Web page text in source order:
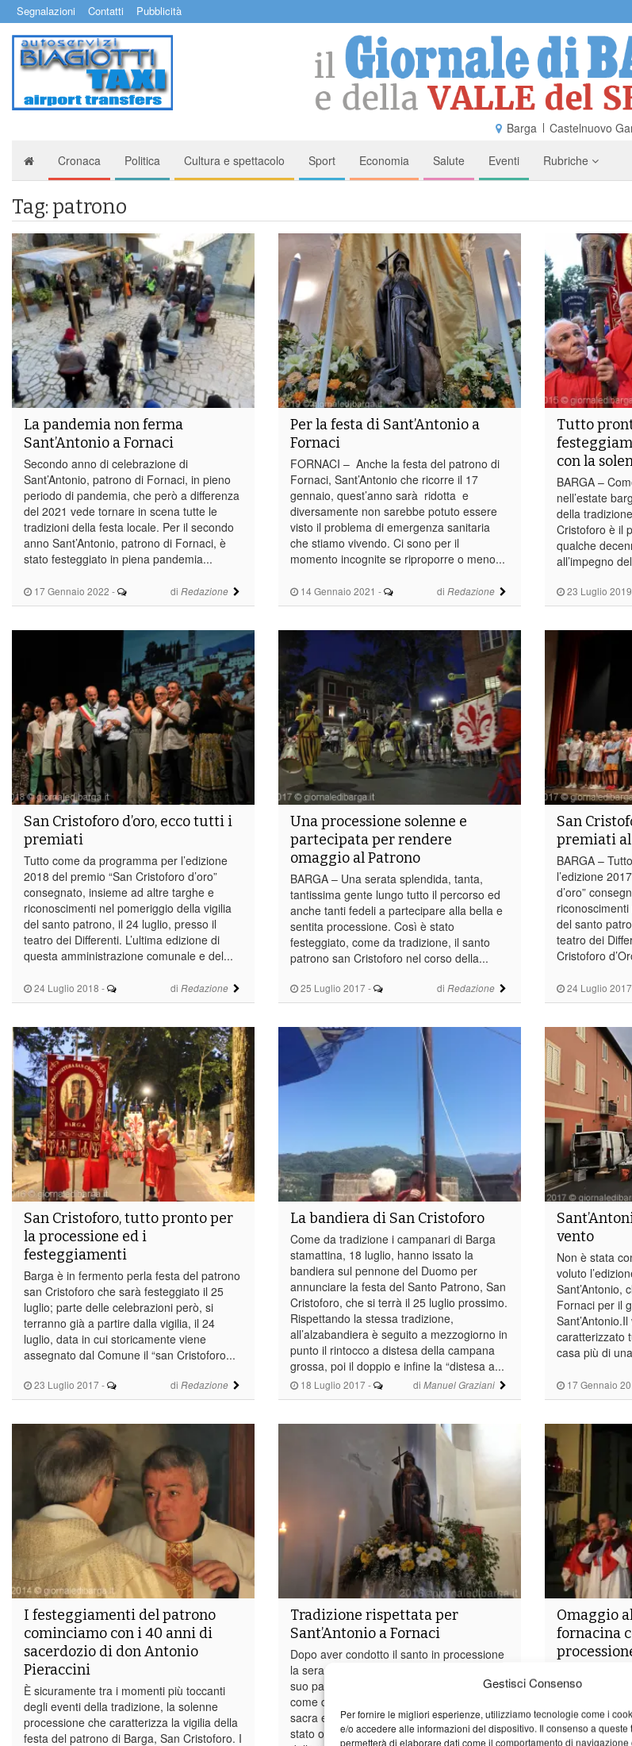
Gestisci Consenso
Per fornire le migliori esperienze, utilizziamo tecnologie come i
e/o accedere alle informazioni del dispositivo. Il consenso a queste
permetterà di elaborare dati come il comportamento di navigazione
Segnalazioni Contatti Pubblicità
Barga Castelnuovo
Cronaca Politica Cultura e spettacolo Sport Economia Salute Eventi Rubriche
Tag: patrono
17 Gennaio 2022 - di Redazione
La pandemia non ferma
Sant’Antonio a Fornaci
Secondo anno di celebrazione di
Sant’Antonio, patrono di Fornaci, in pieno
periodo di pandemia, che però a differenza
del 2021 vede tornare in scena tutte le
tradizioni della festa locale. Per il secondo
anno Sant’Antonio, patrono di Fornaci, è
stato festeggiato in piena pandemia...
14 Gennaio 2021 - di Redazione
Per la festa di Sant’Antonio a
Fornaci
FORNACI – Anche la festa del patrono di
Fornaci, Sant’Antonio che ricorre il 17
gennaio, quest’anno sarà ridotta e
diversamente non sarebbe potuto essere
visto il problema di emergenza sanitaria
che stiamo vivendo. Ci sono per il
momento incognite se riproporre o meno...
23 Luglio 2019
Tutto
con la
BARGA –
nell’estate
della
Cristoforo è il
qualche
all’impegno
24 Luglio 2018 - di Redazione
San Cristoforo d’oro, ecco tutti i
premiati
Tutto come da programma per l’edizione
2018 del premio “San Cristoforo d’oro”
consegnato, insieme ad altre targhe e
riconoscimenti nel pomeriggio della vigilia
del santo patrono, il 24 luglio, presso il
teatro dei Differenti. L’ultima edizione di
questa amministrazione comunale e del...
25 Luglio 2017 - di Redazione
Una processione solenne e
partecipata per rendere
omaggio al Patrono
BARGA – Una serata splendida, tanta,
tantissima gente lungo tutto il percorso ed
anche tanti fedeli a partecipare alla bella e
sentita processione. Così è stato
festeggiato, come da tradizione, il santo
patrono san Cristoforo nel corso della...
24 Luglio 2017
San
premiati
BARGA –
l’edizione
d’oro”
del santo
teatro dei
Cristoforo
23 Luglio 2017 - di Redazione
San Cristoforo, tutto pronto per
la processione ed i
festeggiamenti
Barga è in fermento perla festa del patrono
san Cristoforo che sarà festeggiato il 25
luglio; parte delle celebrazioni però, si
terranno già a partire dalla vigilia, il 24
luglio, data in cui storicamente viene
assegnato dal Comune il “san Cristoforo...
18 Luglio 2017 - di Manuel Graziani
La bandiera di San Cristoforo
Come da tradizione i campanari di Barga
stamattina, 18 luglio, hanno issato la
bandiera sul pennone del Duomo per
annunciare la festa del Santo Patrono, San
Cristoforo, che si terrà il 25 luglio prossimo.
Rispettando la stessa tradizione,
all’alzabandiera è seguito a mezzogiorno in
punto il rintocco a distesa della campana
grossa, poi il doppio e infine la “distesa a...
17 Gennaio
vento
Non è stata
voluto
Sant’Antonio,
Fornaci per il
caratterizzato
casa più di
I festeggiamenti del patrono
cominciamo con i 40 anni di
sacerdozio di don Antonio
Pieraccini
È sicuramente tra i momenti più toccanti
degli eventi della tradizione, la solenne
processione che caratterizza la vigilia della
festa del patrono di Barga, San Cristoforo. I
Tradizione rispettata per
Sant’Antonio a Fornaci
Dopo aver condotto il santo in processione
la sera precedente, Fornaci ha celebrato il
suo patrono oggi, domenica 17 gennaio,
come da tradizione mescolando liturgia
sacra e eventi popolari. Sant’Antonio è
stato omaggiato durante la messa solenne
Omaggio
fornacina
Tanto
ieri sera a
processione
importanti
ed oggi per